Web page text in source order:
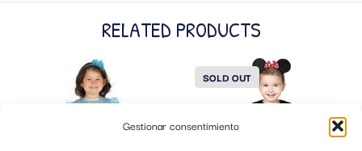
Gestionar consentimiento
RELATED PRODUCTS
SOLD OUT